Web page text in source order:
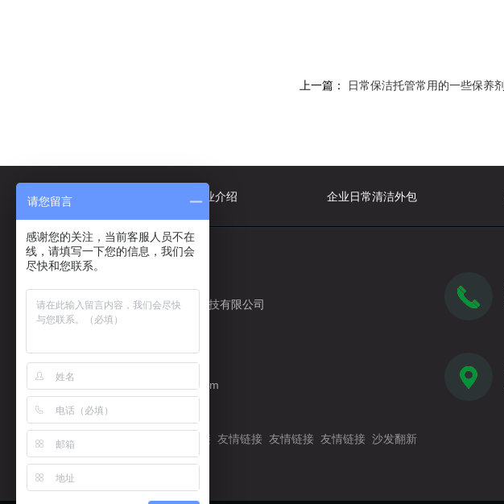
上一篇： 日常保洁托管常用的一些保养剂
网站首页 企业介绍 企业日常清洁外包
公司名称
江苏百丽洁清洁科技有限公司
电子邮箱
jsblj2019@163.com
友情链接： 友情链接 友情链接 友情链接 友情链接 沙发翻新
请您留言
感谢您的关注，当前客服人员不在
线，请填写一下您的信息，我们会
尽快和您联系。